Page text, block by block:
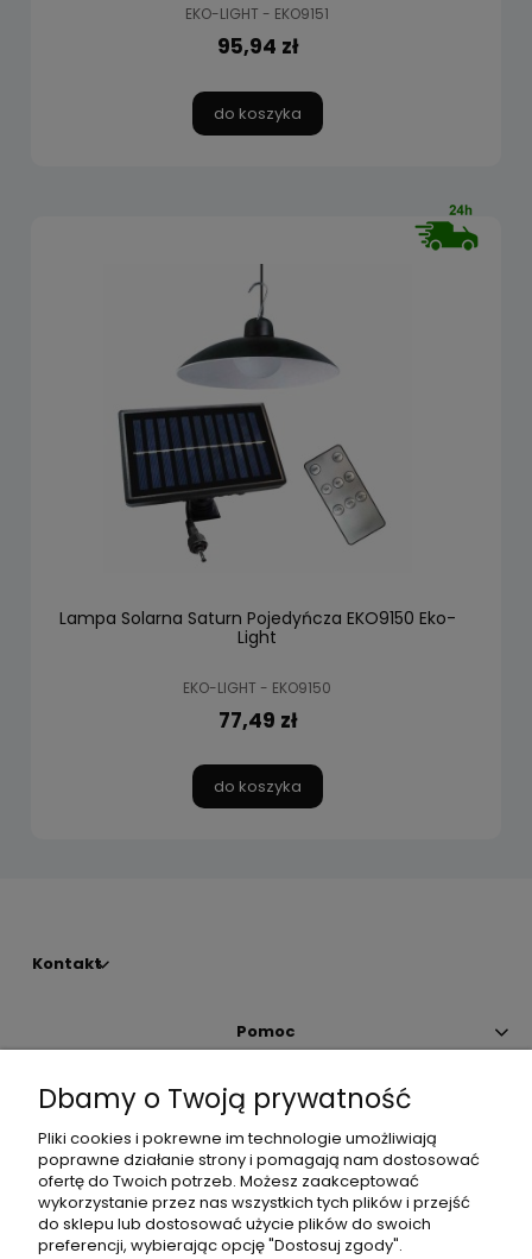
EKO-LIGHT - EKO9151
95,94 zł
do koszyka
Lampa Solarna Saturn Pojedyńcza EKO9150 Eko-
Light
EKO-LIGHT - EKO9150
77,49 zł
do koszyka
Kontakt
Pomoc
Moje konto
Płatności i dostawa
Informacje
Dbamy o Twoją prywatność
Pliki cookies i pokrewne im technologie umożliwiają
poprawne działanie strony i pomagają nam dostosować
ofertę do Twoich potrzeb. Możesz zaakceptować
wykorzystanie przez nas wszystkich tych plików i przejść
do sklepu lub dostosować użycie plików do swoich
preferencji, wybierając opcję "Dostosuj zgody".